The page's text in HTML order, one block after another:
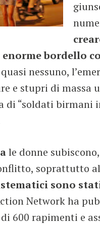
bordello
nessuno,
e stupri di massa
di “soldati
le donne
soprattutto
sono
Network ha
di 600 rapimenti e